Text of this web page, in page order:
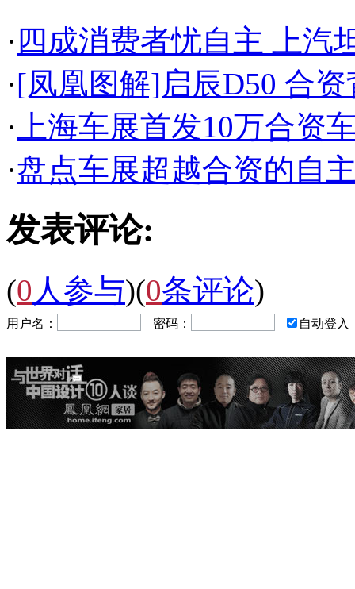
· 四成消费者忧自主 上汽
·[凤凰图解]启辰D50 合
· 上海车展首发10万合资
·盘点车展超越合资的自
发表评论:
(0 人参与)(0条评论)
用户名： 密码： 自动登入